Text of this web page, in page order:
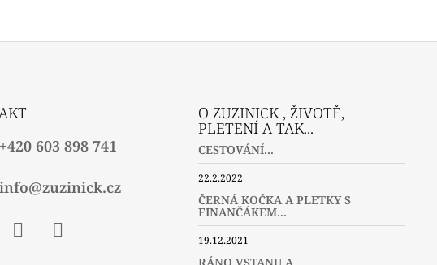
+420 603 898 741
info@zuzinick.cz
O ZUZINICK , ŽIVOTĚ,
PLETENÍ A TAK...
CESTOVÁNÍ...
22.2.2022
ČERNÁ KOČKA A PLETKY S
FINANČÁKEM...
19.12.2021
RÁNO VSTANU A ...